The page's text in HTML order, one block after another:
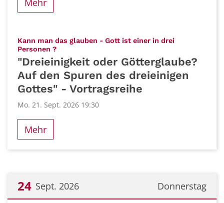
Kann man das glauben - Gott ist einer in drei
Personen ?:
"Dreieinigkeit oder Götterglaube?
Auf den Spuren des dreieinigen
Gottes" - Vortragsreihe
Mo. 21. Sept. 2026 19:30
Mehr
Donnerstag
24 Sept. 2026